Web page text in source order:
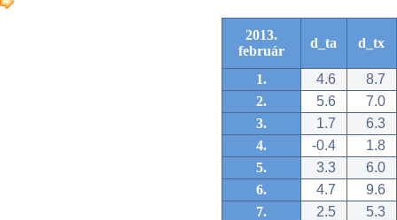
2013.
február
d_ta d_tx
1. 4.6
8.7
2.
5.6
7.0
3.
1.7
6.3
4.
-0.4
1.8
5.
3.3
6.0
6.
4.7
9.6
7.
2.5
5.3